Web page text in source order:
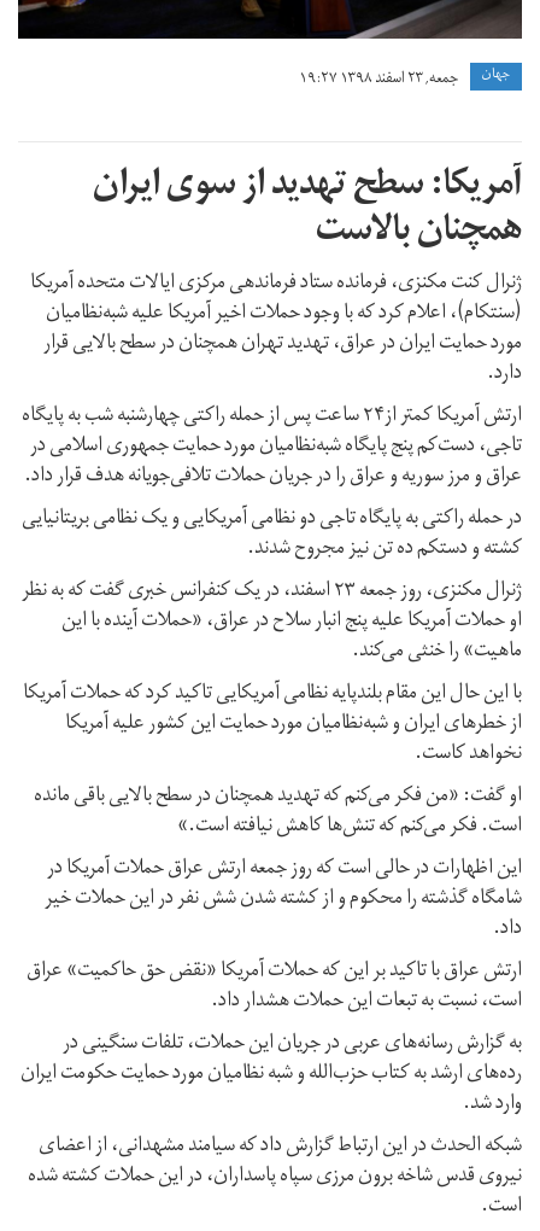
جهان جمعه, ۲۳ اسفند ۱۳۹۸ ۱۹:۲۷
آمریکا: سطح تهدید از سوی ایران
همچنان بالاست
ژنرال کنت مکنزی، فرمانده ستاد فرماندهی مرکزی ایالات متحده آمریکا
(سنتکام)، اعلام کرد که با وجود حملات اخیر آمریکا علیه شبه‌نظامیان
مورد حمایت ایران در عراق، تهدید تهران همچنان در سطح بالایی قرار
دارد.
ارتش آمریکا کمتر از۲۴ ساعت پس از حمله راکتی چهارشنبه شب به پایگاه
تاجی، دست‌کم پنج پایگاه شبه‌نظامیان مورد حمایت جمهوری اسلامی در
عراق و مرز سوریه و عراق را در جریان حملات تلافی‌جویانه هدف قرار داد.
در حمله راکتی به پایگاه تاجی دو نظامی آمریکایی و یک نظامی بریتانیایی
کشته و دستکم ده تن نیز مجروح شدند.
ژنرال مکنزی، روز جمعه ۲۳ اسفند، در یک کنفرانس خبری گفت که به نظر
او حملات آمریکا علیه پنج انبار سلاح در عراق، «حملات آینده با این
ماهیت» را خنثی می‌کند.
با این حال این مقام بلندپایه نظامی آمریکایی تاکید کرد که حملات آمریکا
از خطرهای ایران و شبه‌نظامیان مورد حمایت این کشور علیه آمریکا
نخواهد کاست.
او گفت: «من فکر می‌کنم که تهدید همچنان در سطح بالایی باقی مانده
است. فکر می‌کنم که تنش‌ها کاهش نیافته است.»
این اظهارات در حالی است که روز جمعه ارتش عراق حملات آمریکا در
شامگاه گذشته را محکوم و از کشته شدن شش نفر در این حملات خیر
داد.
ارتش عراق با تاکید بر این که حملات آمریکا «نقض حق حاکمیت» عراق
است، نسبت به تبعات این حملات هشدار داد.
به گزارش رسانه‌های عربی در جریان این حملات، تلفات سنگینی در
رده‌های ارشد به کتاب حزب‌الله و شبه نظامیان مورد حمایت حکومت ایران
وارد شد.
شبکه الحدث در این ارتباط گزارش داد که سیامند مشهدانی، از اعضای
نیروی قدس شاخه برون مرزی سپاه پاسداران، در این حملات کشته شده
است.